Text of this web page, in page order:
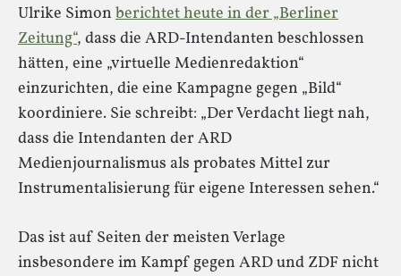
Ulrike Simon berichtet heute in der „Berliner
Zeitung“, dass die ARD-Intendanten beschlossen
hätten, eine „virtuelle Medienredaktion“
einzurichten, die eine Kampagne gegen „Bild“
koordiniere. Sie schreibt: „Der Verdacht liegt nah,
dass die Intendanten der ARD
Medienjournalismus als probates Mittel zur
Instrumentalisierung für eigene Interessen sehen.“
Das ist auf Seiten der meisten Verlage
insbesondere im Kampf gegen ARD und ZDF nicht